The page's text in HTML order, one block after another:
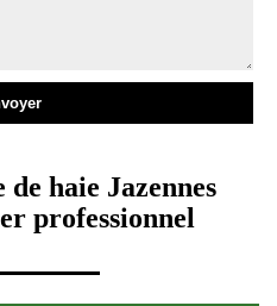
haie Jazennes
professionnel